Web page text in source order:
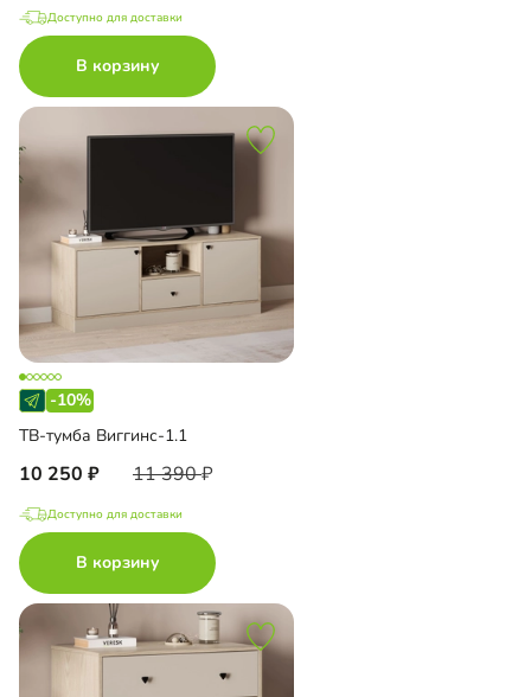
Доступно для доставки
В корзину
-10%
ТВ-тумба Виггинс-1.1
10 250 11 390
Доступно для доставки
В корзину